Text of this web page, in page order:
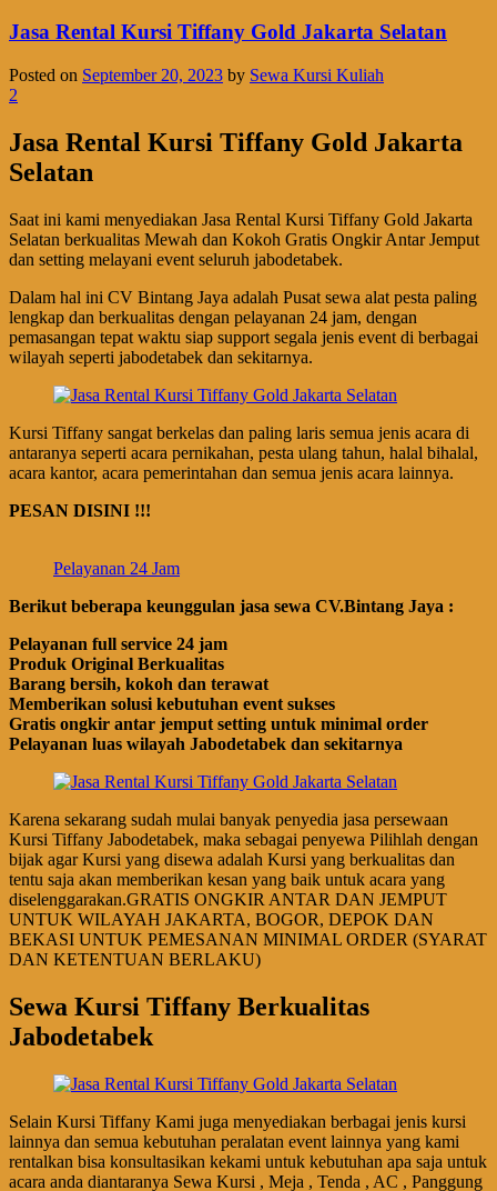
Jasa Rental Kursi Tiffany Gold Jakarta Selatan
Posted on September 20, 2023 by Sewa Kursi Kuliah
2
Jasa Rental Kursi Tiffany Gold Jakarta
Selatan
Saat ini kami menyediakan Jasa Rental Kursi Tiffany Gold Jakarta
Selatan berkualitas Mewah dan Kokoh Gratis Ongkir Antar Jemput
dan setting melayani event seluruh jabodetabek.
Dalam hal ini CV Bintang Jaya adalah Pusat sewa alat pesta paling
lengkap dan berkualitas dengan pelayanan 24 jam, dengan
pemasangan tepat waktu siap support segala jenis event di berbagai
wilayah seperti jabodetabek dan sekitarnya.
Kursi Tiffany sangat berkelas dan paling laris semua jenis acara di
antaranya seperti acara pernikahan, pesta ulang tahun, halal bihalal,
acara kantor, acara pemerintahan dan semua jenis acara lainnya.
PESAN DISINI !!!
Pelayanan 24 Jam
Berikut beberapa keunggulan jasa sewa CV.Bintang Jaya :
Pelayanan full service 24 jam
Produk Original Berkualitas
Barang bersih, kokoh dan terawat
Memberikan solusi kebutuhan event sukses
Gratis ongkir antar jemput setting untuk minimal order
Pelayanan luas wilayah Jabodetabek dan sekitarnya
Karena sekarang sudah mulai banyak penyedia jasa persewaan
Kursi Tiffany Jabodetabek, maka sebagai penyewa Pilihlah dengan
bijak agar Kursi yang disewa adalah Kursi yang berkualitas dan
tentu saja akan memberikan kesan yang baik untuk acara yang
diselenggarakan.GRATIS ONGKIR ANTAR DAN JEMPUT
UNTUK WILAYAH JAKARTA, BOGOR, DEPOK DAN
BEKASI UNTUK PEMESANAN MINIMAL ORDER (SYARAT
DAN KETENTUAN BERLAKU)
Sewa Kursi Tiffany Berkualitas
Jabodetabek
Selain Kursi Tiffany Kami juga menyediakan berbagai jenis kursi
lainnya dan semua kebutuhan peralatan event lainnya yang kami
rentalkan bisa konsultasikan kekami untuk kebutuhan apa saja untuk
acara anda diantaranya Sewa Kursi , Meja , Tenda , AC , Panggung